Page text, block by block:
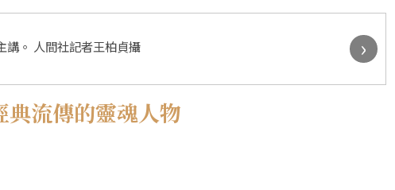
講。 人間社記者王柏貞攝 ›
流傳的靈魂人物